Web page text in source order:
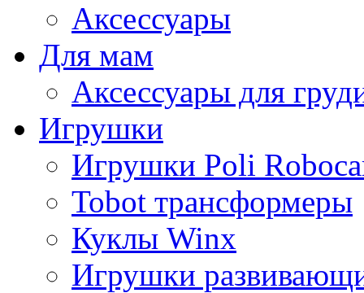
Аксессуары
Для мам
Аксессуары для
Игрушки
Игрушки Poli
Tobot трансформеры
Куклы Winx
Игрушки